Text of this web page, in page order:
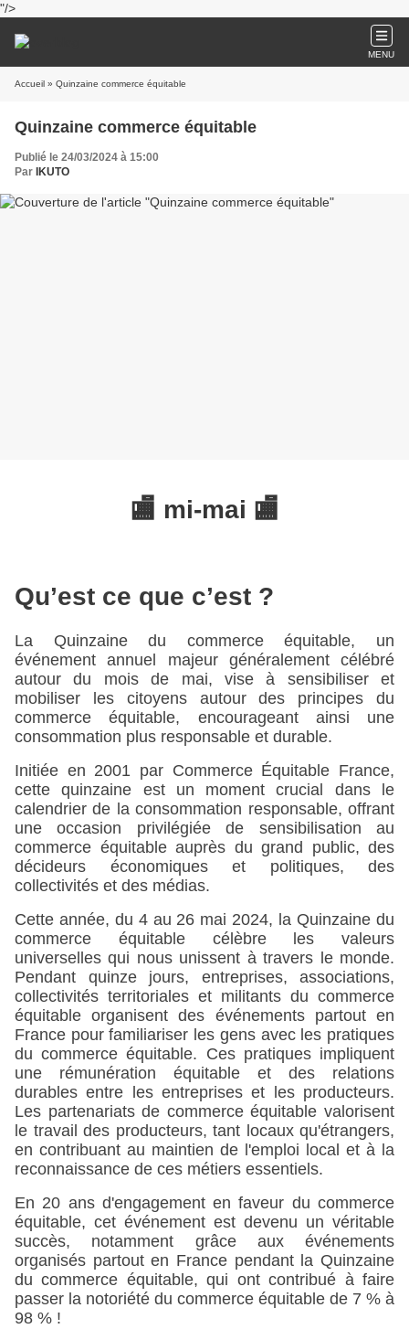
"/>
MENU
Accueil » Quinzaine commerce équitable
Quinzaine commerce équitable
Publié le 24/03/2024 à 15:00
Par IKUTO
🏬 mi-mai 🏬
Qu’est ce que c’est ?
La Quinzaine du commerce équitable, un
événement annuel majeur généralement célébré
autour du mois de mai, vise à sensibiliser et
mobiliser les citoyens autour des principes du
commerce équitable, encourageant ainsi une
consommation plus responsable et durable.
Initiée en 2001 par Commerce Équitable France,
cette quinzaine est un moment crucial dans le
calendrier de la consommation responsable, offrant
une occasion privilégiée de sensibilisation au
commerce équitable auprès du grand public, des
décideurs économiques et politiques, des
collectivités et des médias.
Cette année, du 4 au 26 mai 2024, la Quinzaine du
commerce équitable célèbre les valeurs
universelles qui nous unissent à travers le monde.
Pendant quinze jours, entreprises, associations,
collectivités territoriales et militants du commerce
équitable organisent des événements partout en
France pour familiariser les gens avec les pratiques
du commerce équitable. Ces pratiques impliquent
une rémunération équitable et des relations
durables entre les entreprises et les producteurs.
Les partenariats de commerce équitable valorisent
le travail des producteurs, tant locaux qu'étrangers,
en contribuant au maintien de l'emploi local et à la
reconnaissance de ces métiers essentiels.
En 20 ans d'engagement en faveur du commerce
équitable, cet événement est devenu un véritable
succès, notamment grâce aux événements
organisés partout en France pendant la Quinzaine
du commerce équitable, qui ont contribué à faire
passer la notoriété du commerce équitable de 7 % à
98 % !